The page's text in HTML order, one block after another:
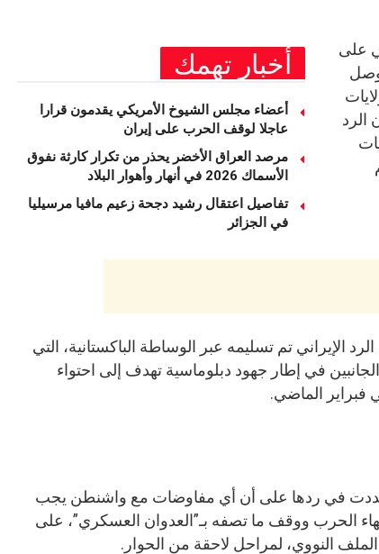
أخبار تهمك
أعضاء مجلس الشيوخ الأمريكي يقدمون قرارا
عاجلا لوقف الحرب على إيران
مرصد العراق الأخضر يحذر من تكرار كارثة نفوق
الأسماك 2026 في أنهار وأهوار البلاد
تفاصيل اعتقال رشيد دجحة زعيم مافيا مرسيليا
في الجزائر
على
الرد
الرد الإيراني تم تسليمه عبر الوساطة الباكستانية، التي
في إطار جهود دبلوماسية تهدف إلى احتواء
فبراير الماضي.
شددت في ردها على أن أي مفاوضات مع واشنطن يجب
الحرب ووقف ما تصفه بـ”العدوان العسكري”، على
النووي، لمراحل لاحقة من الحوار.